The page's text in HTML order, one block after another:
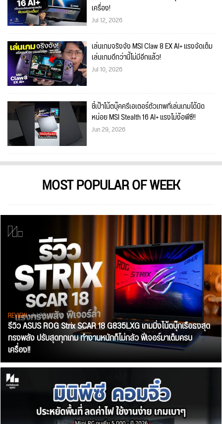
เครื่อง!
Jul 12, 2026
เล่นเกมจริงจัง MSI Claw 8 EX AI+ แรงจัดเต็ม
เล่นเกมดีกว่านี้ไม่มีอีกแล้ว!
Jul 10, 2026
ชี้เป้าโน้ตบุ๊คครีเอเตอร์ตัวเทพที่เล่นเกมได้นิด
หน่อย MSI Stealth 16 AI+ แรงไม่ง้อพีซี!!
Jun 29, 2026
MOST POPULAR OF WEEK
REVIEW• Jul 28, 2026
รีวิว ASUS ROG Strix SCAR 18 G835LXG เกมมิ่งโน้ตบุ๊กเรือธงสุด
ทรงพลัง ปรับสุดทุกเกม ทำงานหนักก็ไม่กลัว ฟีเจอร์มาเต็มครบ
เครื่อง!!